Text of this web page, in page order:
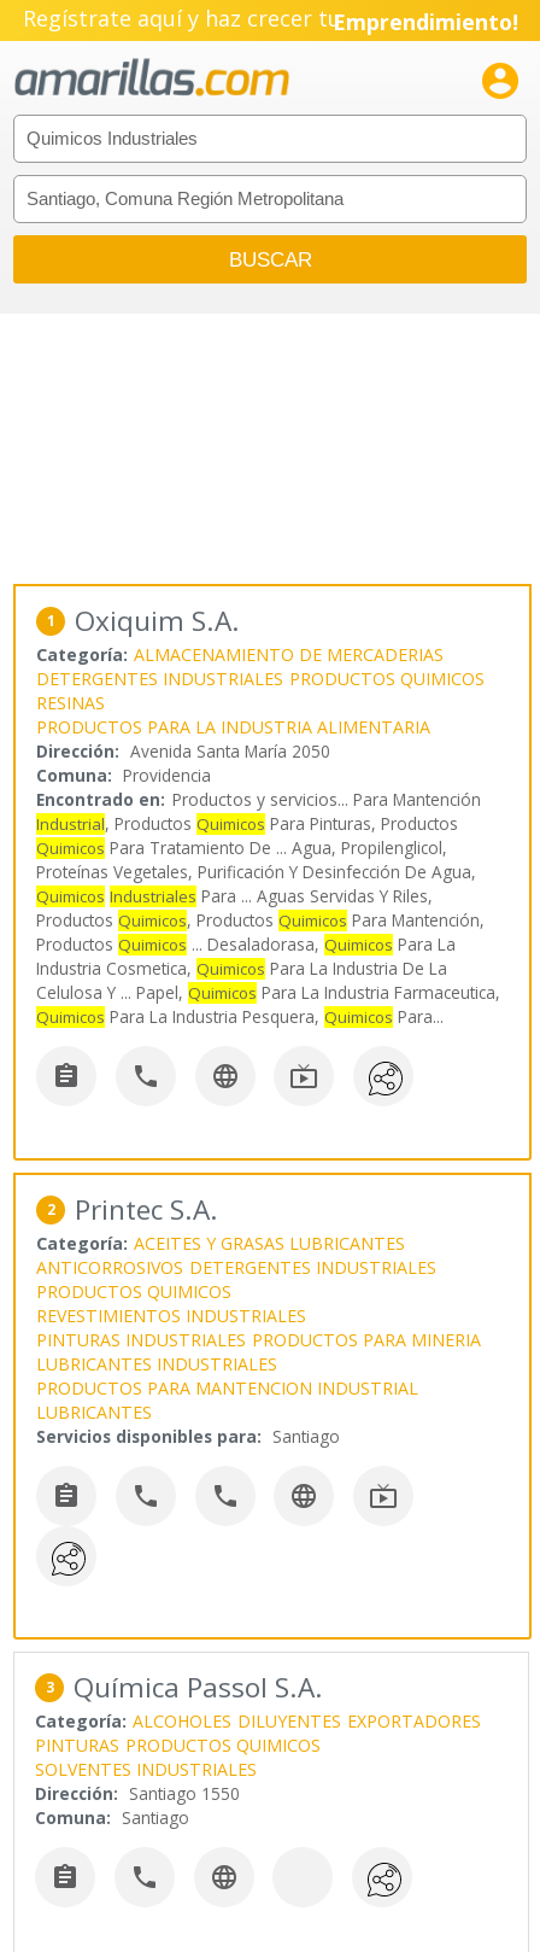
Regístrate aquí y haz crecer tuEmprendimiento!

1 Oxiquim S.A.
Categoría: ALMACENAMIENTO DE MERCADERIAS
DETERGENTES INDUSTRIALES PRODUCTOS QUIMICOS
RESINAS
PRODUCTOS PARA LA INDUSTRIA ALIMENTARIA
Dirección: Avenida Santa María 2050
Comuna: Providencia
Encontrado en: Productos y servicios...Para Mantención
Industrial, Productos Quimicos Para Pinturas, Productos
Quimicos Para Tratamiento De ... Agua, Propilenglicol,
Proteínas Vegetales, Purificación Y Desinfección De Agua,
Quimicos Industriales Para ... Aguas Servidas Y Riles,
Productos Quimicos, Productos Quimicos Para Mantención,
Productos Quimicos ... Desaladorasa, Quimicos Para La
Industria Cosmetica, Quimicos Para La Industria De La
Celulosa Y ... Papel, Quimicos Para La Industria Farmaceutica,
Quimicos Para La Industria Pesquera, Quimicos Para...
   
2 Printec S.A.
Categoría: ACEITES Y GRASAS LUBRICANTES
ANTICORROSIVOS DETERGENTES INDUSTRIALES
PRODUCTOS QUIMICOS
REVESTIMIENTOS INDUSTRIALES
PINTURAS INDUSTRIALES PRODUCTOS PARA MINERIA
LUBRICANTES INDUSTRIALES
PRODUCTOS PARA MANTENCION INDUSTRIAL
LUBRICANTES
Servicios disponibles para: Santiago
    
3 Química Passol S.A.
Categoría: ALCOHOLES DILUYENTES EXPORTADORES
PINTURAS PRODUCTOS QUIMICOS
SOLVENTES INDUSTRIALES
Dirección: Santiago 1550
Comuna: Santiago
  